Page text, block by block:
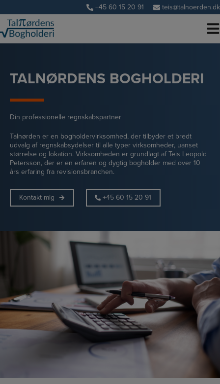
til
indholdet
+45 60 15 20 91 teis@talnoerden.dk
TALNØRDENS BOGHOLDERI
Din professionelle regnskabspartner
Talnørden er en bogholdervirksomhed, der tilbyder et bredt
udvalg af regnskabsydelser til alle typer virksomheder, uanset
størrelse og lokation. Virksomheden er grundlagt af Teis Leopold
Petersson, der er en erfaren og dygtig bogholder med over 10
års erfaring fra revisionsbranchen.
Kontakt mig +45 60 15 20 91